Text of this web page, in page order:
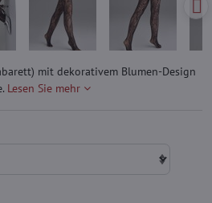
mit dekorativem Blumen-Design
Lesen Sie mehr